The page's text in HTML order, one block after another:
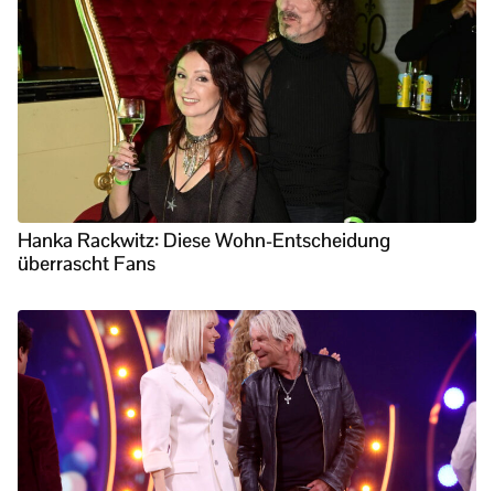
Hanka Rackwitz: Diese Wohn-Entscheidung
überrascht Fans